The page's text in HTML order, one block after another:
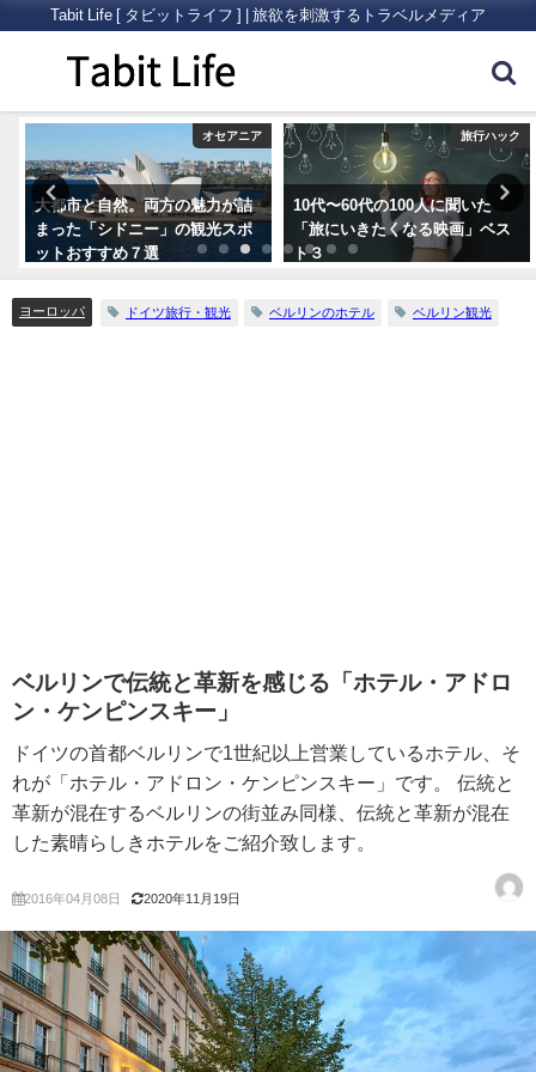
Tabit Life [ タビットライフ ] | 旅欲を刺激するトラベルメディア
オセアニア
大都市と自然。両方の魅力が詰
まった「シドニー」の観光スポ
ットおすすめ７選
旅行ハック
10代〜60代の100人に聞いた
「旅にいきたくなる映画」ベス
ト３
ヨーロッパ ドイツ旅行・観光 ベルリンのホテル ベルリン観光
ベルリンで伝統と革新を感じる「ホテル・アドロ
ン・ケンピンスキー」
ドイツの首都ベルリンで1世紀以上営業しているホテル、そ
れが「ホテル・アドロン・ケンピンスキー」です。 伝統と
革新が混在するベルリンの街並み同様、伝統と革新が混在
した素晴らしきホテルをご紹介致します。
2016年04月08日 2020年11月19日